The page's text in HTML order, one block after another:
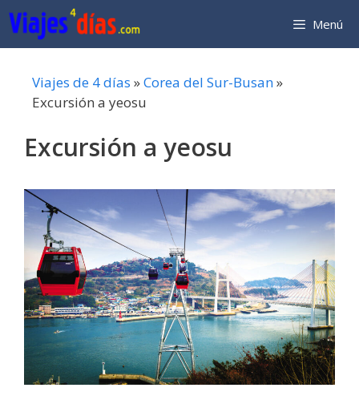
Saltar
al
contenido
Menú
Viajes de 4 días »Corea del Sur-Busan»
Excursión a yeosu
Excursión a yeosu